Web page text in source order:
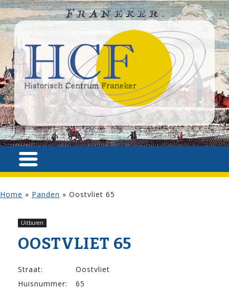
Home » Panden » Oostvliet 65
Uitburen
OOSTVLIET 65
Straat:
Oostvliet
Huisnummer:
65